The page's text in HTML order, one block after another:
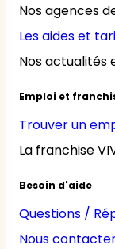
Nos agences
Les aides et
Nos actualités
Emploi et
Trouver un
La franchise
Besoin d'aide
Questions /
Nous